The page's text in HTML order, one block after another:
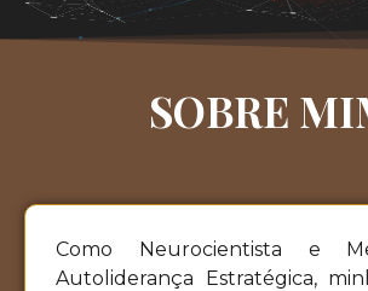
SOBRE
Como Neurocientista e
Autoliderança Estratégica,